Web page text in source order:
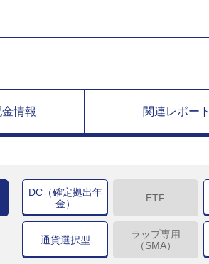
情報 関連レポート
DC（確定拠出年
金）
ETF
通貨選択型
ラップ専用
（SMA）